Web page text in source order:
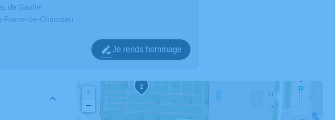
de Gaulle
Pierre-de-Chandieu
Je rends hommage
2
−